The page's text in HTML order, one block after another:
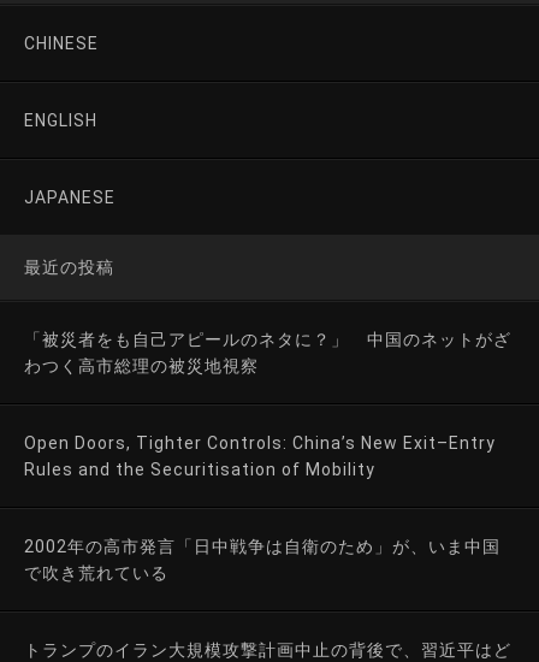
CHINESE
ENGLISH
JAPANESE
最近の投稿
「被災者をも自己アピールのネタに？」 中国のネットがざ
わつく高市総理の被災地視察
Open Doors, Tighter Controls: China’s New Exit–Entry
Rules and the Securitisation of Mobility
2002年の高市発言「日中戦争は自衛のため」が、いま中国
で吹き荒れている
トランプのイラン大規模攻撃計画中止の背後で、習近平はど